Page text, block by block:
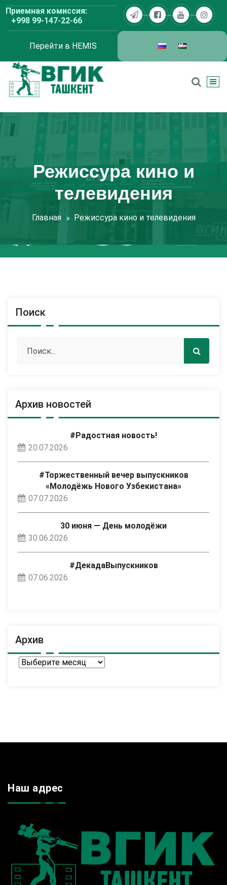
Перейти
содержимому
Приемная комиссия:
+998 99-147-22-66
Перейти в HEMIS
Режиссура кино и
телевидения
Главная Режиссура кино и телевидения
Поиск
Архив новостей
#Радостная новость!
20.07.2026
#Торжественный вечер выпускников
«Молодёжь Нового Узбекистана»
07.07.2026
30 июня — День молодёжи
30.06.2026
#ДекадаВыпускников
07.06.2026
Архив
Архив
Наш адрес